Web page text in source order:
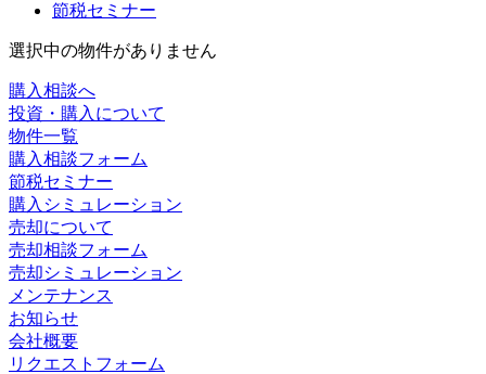
節税セミナー
選択中の物件がありません
購入相談へ
投資・購入について
物件一覧
購入相談フォーム
節税セミナー
購入シミュレーション
売却について
売却相談フォーム
売却シミュレーション
メンテナンス
お知らせ
会社概要
リクエストフォーム